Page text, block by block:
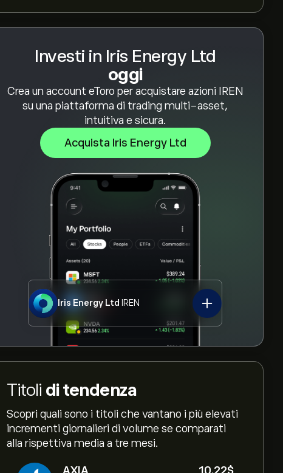
Investi in Iris Energy Ltd
oggi
Crea un account eToro per acquistare azioni IREN
su una piattaforma di trading multi-asset,
intuitiva e sicura.
Acquista Iris Energy Ltd
Iris Energy Ltd IREN
Titoli di tendenza
Scopri quali sono i titoli che vantano i più elevati
incrementi giornalieri di volume se comparati
alla rispettiva media a tre mesi.
AXIA
10.22‎$‎